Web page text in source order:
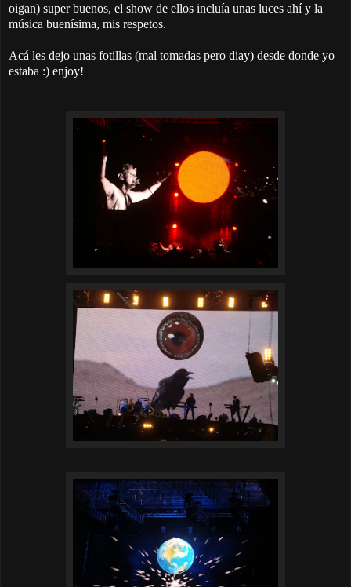
oigan) super buenos, el show de ellos incluía unas luces ahí y la
música buenísima, mis respetos.
Acá les dejo unas fotillas (mal tomadas pero diay) desde donde yo
estaba :) enjoy!